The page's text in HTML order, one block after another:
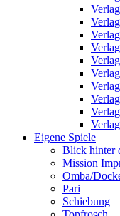
Eigene Spiele
Blick hinter
Mission
Omba/
Pari
Schiebung